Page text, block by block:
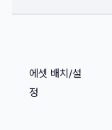
에셋 배치/설
정